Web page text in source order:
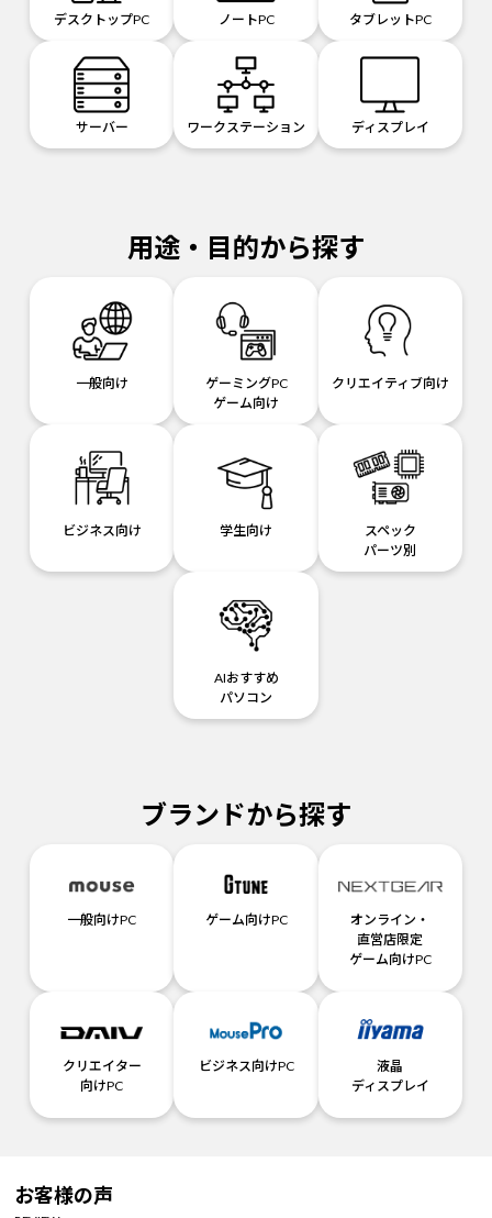
デスクトップPC ノートPC タブレットPC
サーバー ワークステーション ディスプレイ
用途・目的から探す
一般向け
ゲーミングPC
ゲーム向け
クリエイティブ向け
ビジネス向け 学生向け
スペック
パーツ別
AIおすすめ
パソコン
ブランドから探す
一般向けPC ゲーム向けPC
オンライン・
直営店限定
ゲーム向けPC
クリエイター
向けPC
ビジネス向けPC
液晶
ディスプレイ
お客様の声